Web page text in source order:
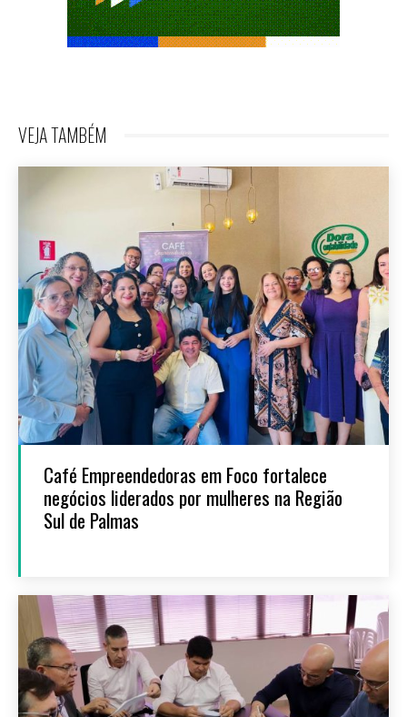
VEJA TAMBÉM
Café Empreendedoras em Foco fortalece
negócios liderados por mulheres na Região
Sul de Palmas